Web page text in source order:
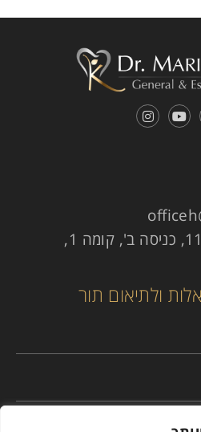
ולתיאום תור
רח' גלגלי הפלדה 11, כניסה ב', קומה 1,